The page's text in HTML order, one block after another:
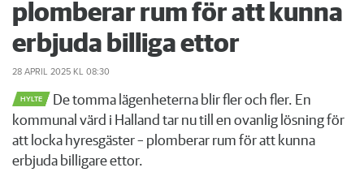
plomberar rum för att kunna
erbjuda billiga ettor
28 APRIL 2025 KL 08:30
HYLTE
De tomma lägenheterna blir fler och fler. En
kommunal värd i Halland tar nu till en ovanlig lösning för
att locka hyresgäster – plomberar rum för att kunna
erbjuda billigare ettor.